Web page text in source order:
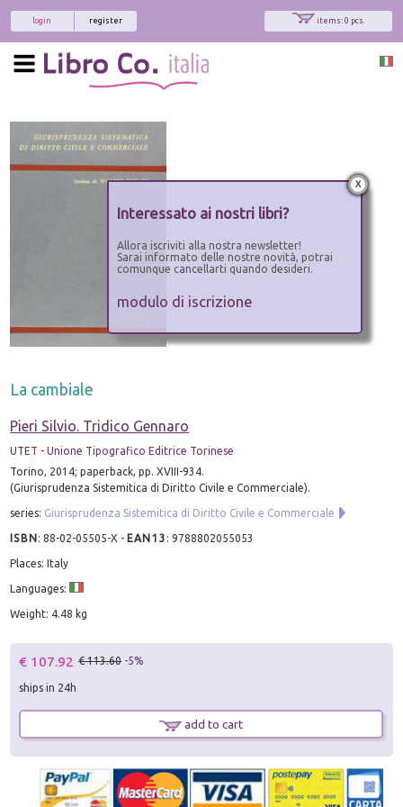
items: 0 pcs.
register
login
La cambiale
Pieri Silvio. Tridico Gennaro
UTET - Unione Tipografico Editrice Torinese
Torino, 2014; paperback, pp. XVIII-934.
(Giurisprudenza Sistemitica di Diritto Civile e Commerciale).
series: Giurisprudenza Sistemitica di Diritto Civile e Commerciale
ISBN:88-02-05505-X - EAN13 :9788802055053
Places: Italy
Languages:
Weight: 4.48 kg
€ 107.92 € 113.60 -5%
ships in 24h
add to cart
x
Interessato ai nostri libri?
Allora iscriviti alla nostra newsletter!
Sarai informato delle nostre novità, potrai
comunque cancellarti quando desideri.
modulo di iscrizione